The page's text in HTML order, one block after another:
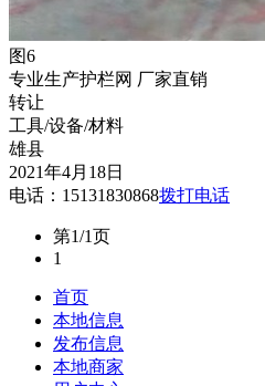
图6
专业生产护栏网 厂家直销
转让
工具/设备/材料
雄县
2021年4月18日
电话：15131830868拨打电话
第1/1页
1
首页
本地信息
发布信息
本地商家